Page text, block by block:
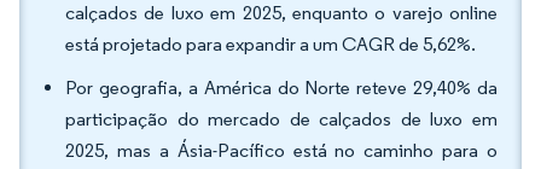
calçados de luxo em 2025, enquanto o varejo online
está projetado para expandir a um CAGR de 5,62%.
Por geografia, a América do Norte reteve 29,40% da
participação do mercado de calçados de luxo em
2025, mas a Ásia-Pacífico está no caminho para o